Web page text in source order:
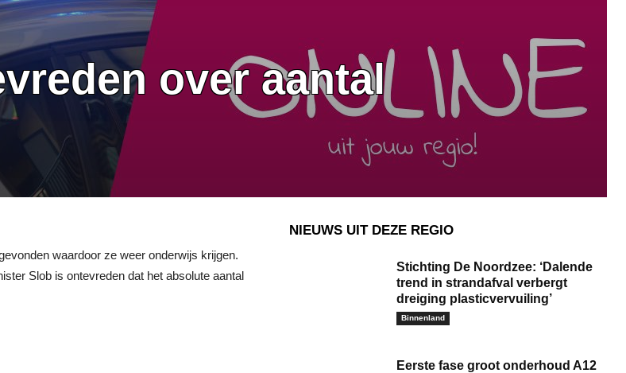
over aantal
waardoor ze weer onderwijs krijgen.
Slob is ontevreden dat het absolute aantal
NIEUWS UIT DEZE REGIO
Stichting De Noordzee: ‘Dalende
trend in strandafval verbergt
dreiging plasticvervuiling’
Binnenland
Eerste fase groot onderhoud A12